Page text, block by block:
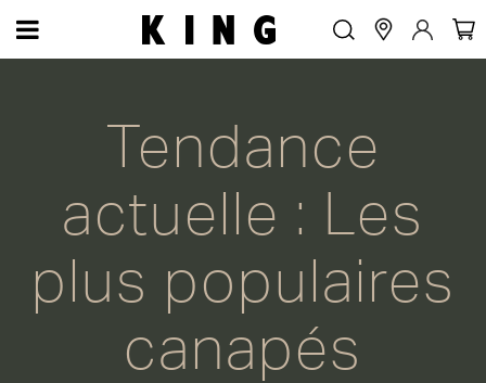
Tendance
actuelle : Les
plus populaires
canapés